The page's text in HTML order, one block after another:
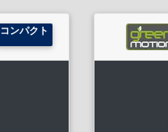
コンパクト